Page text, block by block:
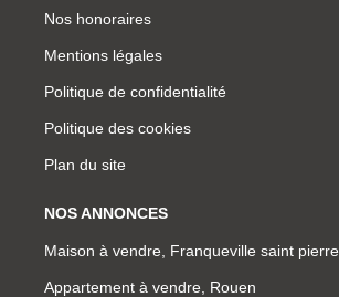
Nos honoraires
Mentions légales
Politique de confidentialité
Politique des cookies
Plan du site
NOS ANNONCES
Maison à vendre, Franqueville saint pierre
Appartement à vendre, Rouen